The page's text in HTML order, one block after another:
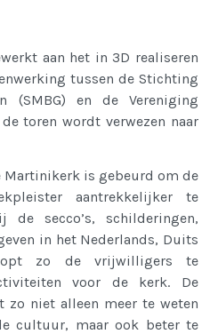
aan het in 3D realiseren
tussen de Stichting
(SMBG) en de Vereniging
toren wordt verwezen naar
Martinikerk is gebeurd om de
aantrekkelijker te
secco’s, schilderingen,
in het Nederlands, Duits
zo de vrijwilligers te
voor de kerk. De
zo niet alleen meer te weten
cultuur, maar ook beter te